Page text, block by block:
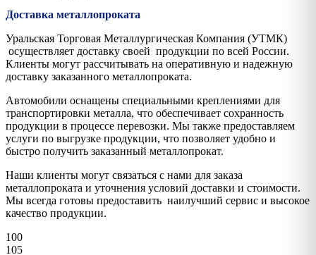
Доставка металлопроката
Уральская Торговая Металлургическая Компания (УТМК)
осуществляет доставку своей продукции по всей России.
Клиенты могут рассчитывать на оперативную и надежную
доставку заказанного металлопроката.
Автомобили оснащены специальными креплениями для
транспортировки металла, что обеспечивает сохранность
продукции в процессе перевозки. Мы также предоставляем
услуги по выгрузке продукции, что позволяет удобно и
быстро получить заказанный металлопрокат.
Наши клиенты могут связаться с нами для заказа
металлопроката и уточнения условий доставки и стоимости.
Мы всегда готовы предоставить наилучший сервис и высокое
качество продукции.
100
105